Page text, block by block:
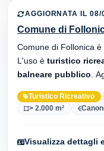
AGGIORNATA IL 08/
Comune di
Comune di Follonica
L'uso è turistico
balneare pubblico
Turistico Ricreativo
> 2.000 m²
Visualizza dettagli